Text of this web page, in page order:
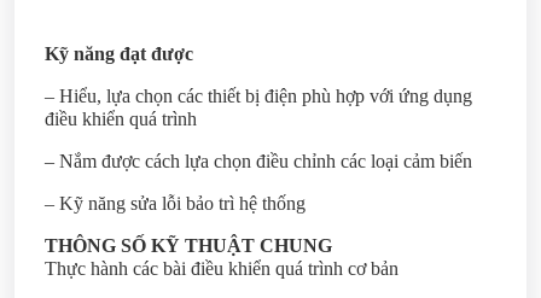
Kỹ năng đạt được
– Hiểu, lựa chọn các thiết bị điện phù hợp với ứng dụng
điều khiển quá trình
– Nắm được cách lựa chọn điều chỉnh các loại cảm biến
– Kỹ năng sửa lỗi bảo trì hệ thống
THÔNG SỐ KỸ THUẬT CHUNG
Thực hành các bài điều khiển quá trình cơ bản